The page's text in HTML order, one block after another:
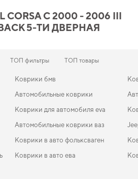
требованиям
в себе передовые технологии и высокое
C 2000 - 2006 III
5-ТИ ДВЕРНАЯ
ТОП фильтры ТОП товары
Коврики бмв
Автомобильные коврики
Коврики для автомобиля eva
Автомобильные коврики ваз
Коврики в авто фольксваген
Коврики в авто ева